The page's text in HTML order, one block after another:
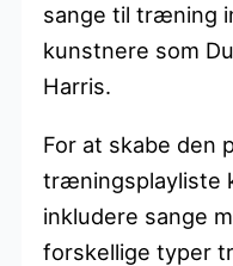
sange til træning
kunstnere som
Harris.
For at skabe den
træningsplayliste
inkludere sange
forskellige typer